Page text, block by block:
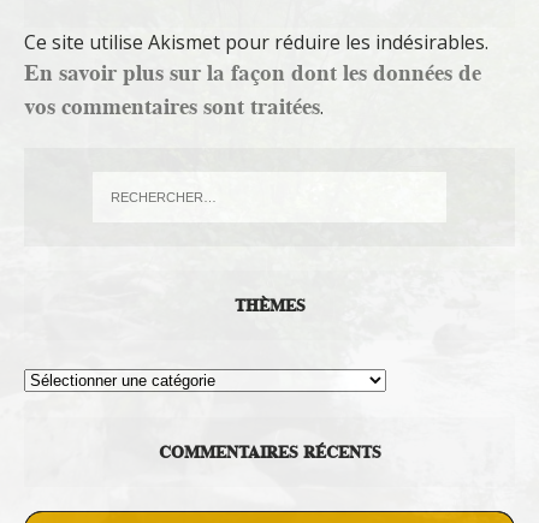
Ce site utilise Akismet pour réduire les indésirables.
En savoir plus sur la façon dont les données de
vos commentaires sont traitées.
THÈMES
Thèmes
COMMENTAIRES RÉCENTS